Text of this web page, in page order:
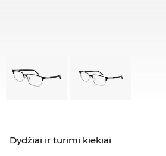
Dydžiai ir turimi kiekiai